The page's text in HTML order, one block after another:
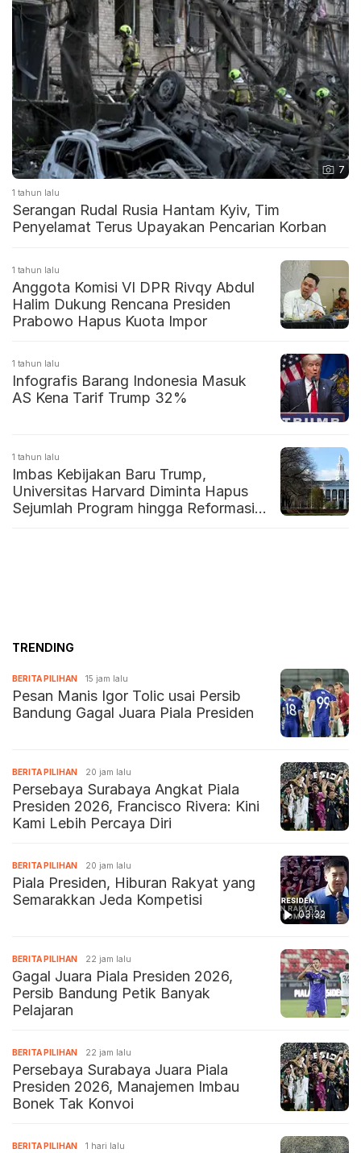
7
1 tahun lalu
Serangan Rudal Rusia Hantam Kyiv, Tim
Penyelamat Terus Upayakan Pencarian Korban
1 tahun lalu
Anggota Komisi VI DPR Rivqy Abdul
Halim Dukung Rencana Presiden
Prabowo Hapus Kuota Impor
1 tahun lalu
Infografis Barang Indonesia Masuk
AS Kena Tarif Trump 32%
1 tahun lalu
Imbas Kebijakan Baru Trump,
Universitas Harvard Diminta Hapus
Sejumlah Program hingga Reformasi
TRENDING
BERITA PILIHAN 15 jam lalu
Pesan Manis Igor Tolic usai Persib
Bandung Gagal Juara Piala Presiden
BERITA PILIHAN 20 jam lalu
Persebaya Surabaya Angkat Piala
Presiden 2026, Francisco Rivera: Kini
Kami Lebih Percaya Diri
03:32
BERITA PILIHAN 20 jam lalu
Piala Presiden, Hiburan Rakyat yang
Semarakkan Jeda Kompetisi
BERITA PILIHAN 22 jam lalu
Gagal Juara Piala Presiden 2026,
Persib Bandung Petik Banyak
Pelajaran
BERITA PILIHAN 22 jam lalu
Persebaya Surabaya Juara Piala
Presiden 2026, Manajemen Imbau
Bonek Tak Konvoi
BERITA PILIHAN 1 hari lalu